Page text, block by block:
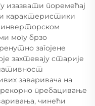
изазвати поремећај
карактеристики
инверторском
могу брзо
загојене
захтевају старије
заваривача на
пребацивање
чинећи